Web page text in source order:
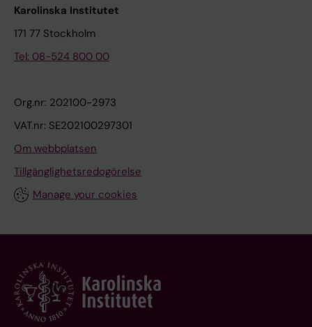
Karolinska Institutet
171 77 Stockholm
Tel: 08-524 800 00
Org.nr: 202100-2973
VAT.nr: SE202100297301
Om webbplatsen
Tillgänglighetsredogörelse
Manage your cookies